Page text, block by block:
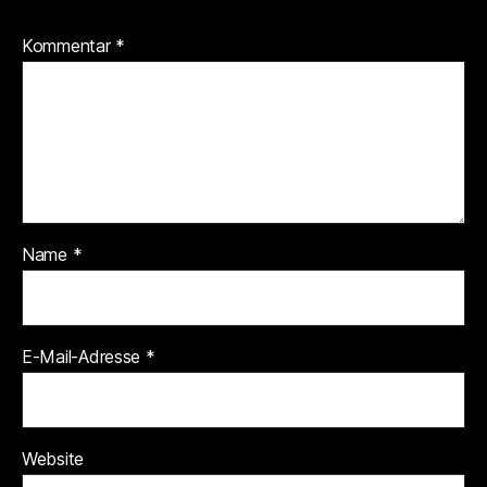
Kommentar *
Name *
E-Mail-Adresse *
Website